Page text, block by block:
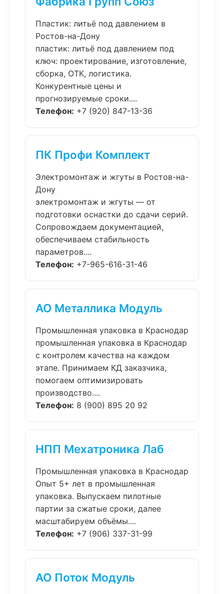
Пластик: литьё под давлением в
Ростов-на-Дону
пластик: литьё под давлением под
ключ: проектирование, изготовление,
сборка, ОТК, логистика.
Конкурентные цены и
прогнозируемые сроки....
Телефон: +7 (920) 847-13-36
ПК Профи Комплект
Электромонтаж и жгуты в Ростов-на-
Дону
электромонтаж и жгуты — от
подготовки оснастки до сдачи серий.
Сопровождаем документацией,
обеспечиваем стабильность
параметров....
Телефон: +7-965-616-31-46
АО Металлика Модуль
Промышленная упаковка в Краснодар
промышленная упаковка в Краснодар
с контролем качества на каждом
этапе. Принимаем КД заказчика,
помогаем оптимизировать
производство....
Телефон: 8 (900) 895 20 92
НПП Мехатроника Лаб
Промышленная упаковка в Краснодар
Опыт 5+ лет в промышленная
упаковка. Выпускаем пилотные
партии за сжатые сроки, далее
масштабируем объёмы....
Телефон: +7 (906) 337-31-99
АО Поток Модуль